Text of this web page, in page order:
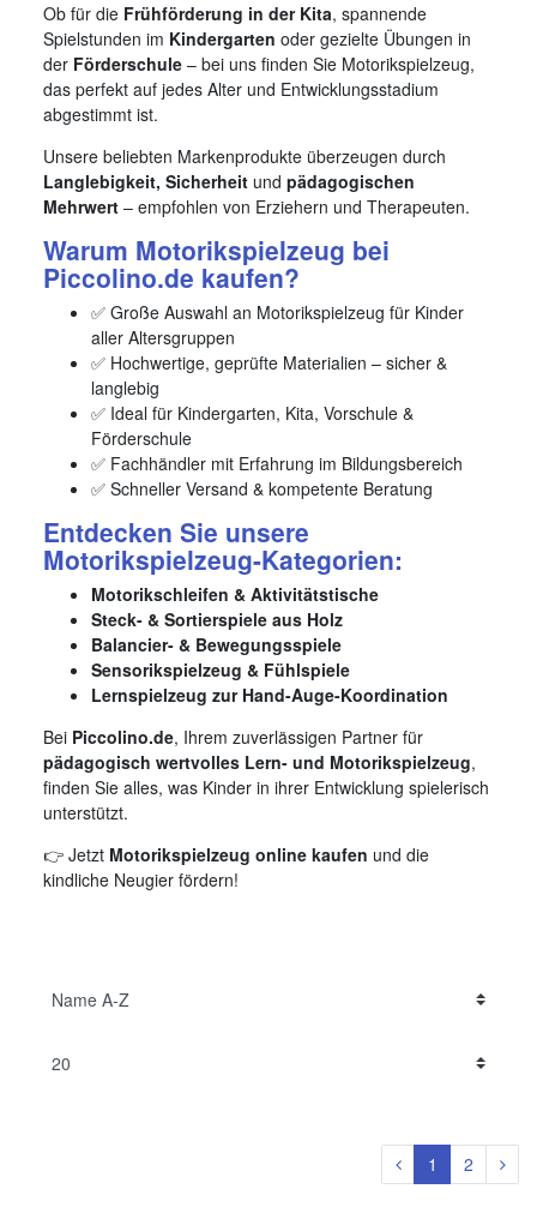
Ob für die Frühförderung in der Kita, spannende
Spielstunden im Kindergarten oder gezielte Übungen in
der Förderschule – bei uns finden Sie Motorikspielzeug,
das perfekt auf jedes Alter und Entwicklungsstadium
abgestimmt ist.
Unsere beliebten Markenprodukte überzeugen durch
Langlebigkeit, Sicherheit und pädagogischen
Mehrwert – empfohlen von Erziehern und Therapeuten.
Warum Motorikspielzeug bei
Piccolino.de kaufen?
✅ Große Auswahl an Motorikspielzeug für Kinder
aller Altersgruppen
✅ Hochwertige, geprüfte Materialien – sicher &
langlebig
✅ Ideal für Kindergarten, Kita, Vorschule &
Förderschule
✅ Fachhändler mit Erfahrung im Bildungsbereich
✅ Schneller Versand & kompetente Beratung
Entdecken Sie unsere
Motorikspielzeug-Kategorien:
Motorikschleifen & Aktivitätstische
Steck- & Sortierspiele aus Holz
Balancier- & Bewegungsspiele
Sensorikspielzeug & Fühlspiele
Lernspielzeug zur Hand-Auge-Koordination
Bei Piccolino.de, Ihrem zuverlässigen Partner für
pädagogisch wertvolles Lern- und Motorikspielzeug,
finden Sie alles, was Kinder in ihrer Entwicklung spielerisch
unterstützt.
👉 Jetzt Motorikspielzeug online kaufen und die
kindliche Neugier fördern!
1 2